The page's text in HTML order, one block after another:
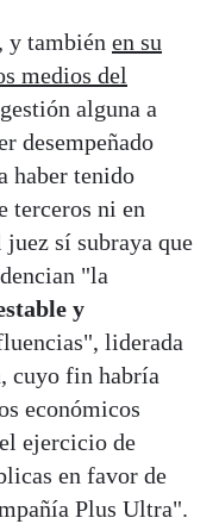
y también en su
medios del
alguna a
desempeñado
haber tenido
terceros ni en
juez sí subraya que
"la
y
liderada
cuyo fin habría
económicos
ejercicio de
en favor de
Plus Ultra".